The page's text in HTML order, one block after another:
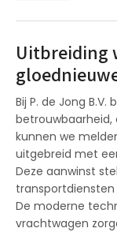
Uitbreiding
Bij P. de Jong
kunnen we
uitgebreid met
Deze aanwinst
De moderne
vrachtwagen